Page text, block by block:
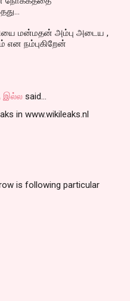
மன்மதன் அம்பு அடைய ,
என நம்புகிறேன்
இல்ல said…
in www.wikileaks.nl
is following particular